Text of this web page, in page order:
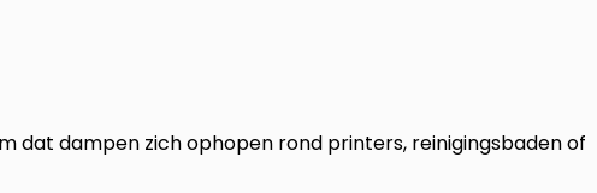
dat dampen zich ophopen rond printers, reinigingsbaden of